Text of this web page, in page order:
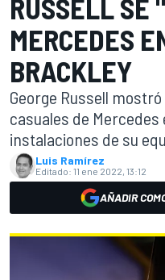
RUSSELL SE
MERCEDES
BRACKLEY
George Russell
casuales de Mercedes
instalaciones de su
Luis Ramírez
Editado: 11 ene 2022, 13:12
AÑADIR